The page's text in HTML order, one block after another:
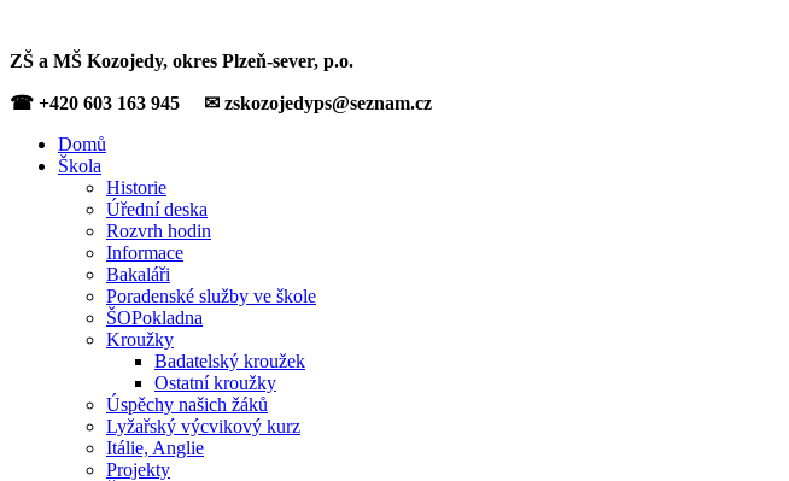
ZŠ a MŠ Kozojedy, okres Plzeň-sever, p.o.
☎ +420 603 163 945 ✉ zskozojedyps@seznam.cz
Domů
Škola
Historie
Úřední deska
Rozvrh hodin
Informace
Bakaláři
Poradenské služby ve škole
ŠOPokladna
Kroužky
Badatelský kroužek
Ostatní kroužky
Úspěchy našich žáků
Lyžařský výcvikový kurz
Itálie, Anglie
Projekty